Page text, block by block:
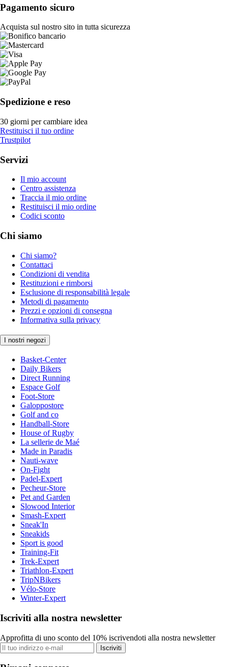
Pagamento sicuro
Acquista sul nostro sito in tutta sicurezza
Spedizione e reso
30 giorni per cambiare idea
Restituisci il tuo ordine
Trustpilot
Servizi
Il mio account
Centro assistenza
Traccia il mio ordine
Restituisci il mio ordine
Codici sconto
Chi siamo
Chi siamo?
Contattaci
Condizioni di vendita
Restituzioni e rimborsi
Esclusione di responsabilità legale
Metodi di pagamento
Prezzi e opzioni di consegna
Informativa sulla privacy
I nostri negozi
Basket-Center
Daily Bikers
Direct Running
Espace Golf
Foot-Store
Galoppostore
Golf and co
Handball-Store
House of Rugby
La sellerie de Maé
Made in Paradis
Nauti-wave
On-Fight
Padel-Expert
Pecheur-Store
Pet and Garden
Slowood Interior
Smash-Expert
Sneak'In
Sneakids
Sport is good
Training-Fit
Trek-Expert
Triathlon-Expert
TripNBikers
Vélo-Store
Winter-Expert
Iscriviti alla nostra newsletter
Approfitta di uno sconto del 10% iscrivendoti alla nostra newsletter
Iscriviti